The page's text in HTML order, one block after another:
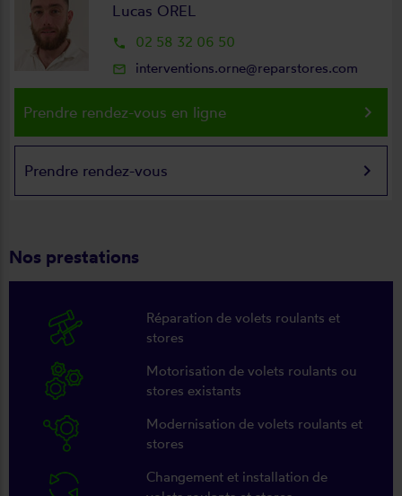
Lucas OREL
local_phone 02 58 32 06 50
mail_outline interventions.orne@reparstores.com
Prendre rendez-vous en ligne keyboard_arrow_right
Prendre rendez-vous keyboard_arrow_right
Nos prestations
Réparation de volets roulants et
stores
Motorisation de volets roulants ou
stores existants
Modernisation de volets roulants et
stores
Changement et installation de